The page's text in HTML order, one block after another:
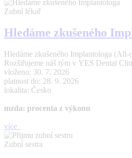
Zubní lékař
Hledáme zkušeného
Hledáme zkušeného Implantologa
Rozšiřujeme náš tým v YES Dental
vloženo: 30. 7. 2026
platnost do: 28. 9. 2026
lokalita: Česko
mzda: procenta z výkonu
více
Zubní sestra